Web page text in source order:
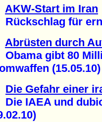
AKW-Start im Iran
für
Abrüsten durch
gibt 80
(15.05.10)
Die Gefahr einer
IAEA und